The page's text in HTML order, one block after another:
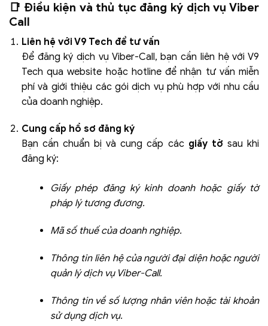
📑 Điều kiện và thủ tục đăng ký dịch vụ Viber
Call
Liên hệ với V9 Tech để tư vấn
Để đăng ký dịch vụ Viber-Call, bạn cần liên hệ với V9
Tech qua website hoặc hotline để nhận tư vấn miễn
phí và giới thiệu các gói dịch vụ phù hợp với nhu cầu
của doanh nghiệp.
Cung cấp hồ sơ đăng ký
Bạn cần chuẩn bị và cung cấp các giấy tờ sau khi
đăng ký:
Giấy phép đăng ký kinh doanh hoặc giấy tờ
pháp lý tương đương.
Mã số thuế của doanh nghiệp.
Thông tin liên hệ của người đại diện hoặc người
quản lý dịch vụ Viber-Call.
Thông tin về số lượng nhân viên hoặc tài khoản
sử dụng dịch vụ.